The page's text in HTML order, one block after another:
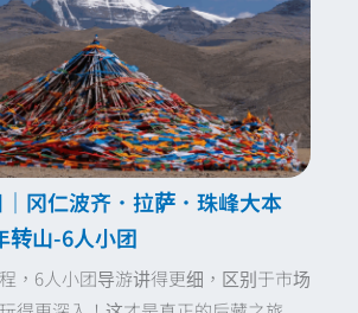
冈仁波齐．拉萨．珠峰大本
转山-6人小团
，6人小团导游讲得更细，区别于市场